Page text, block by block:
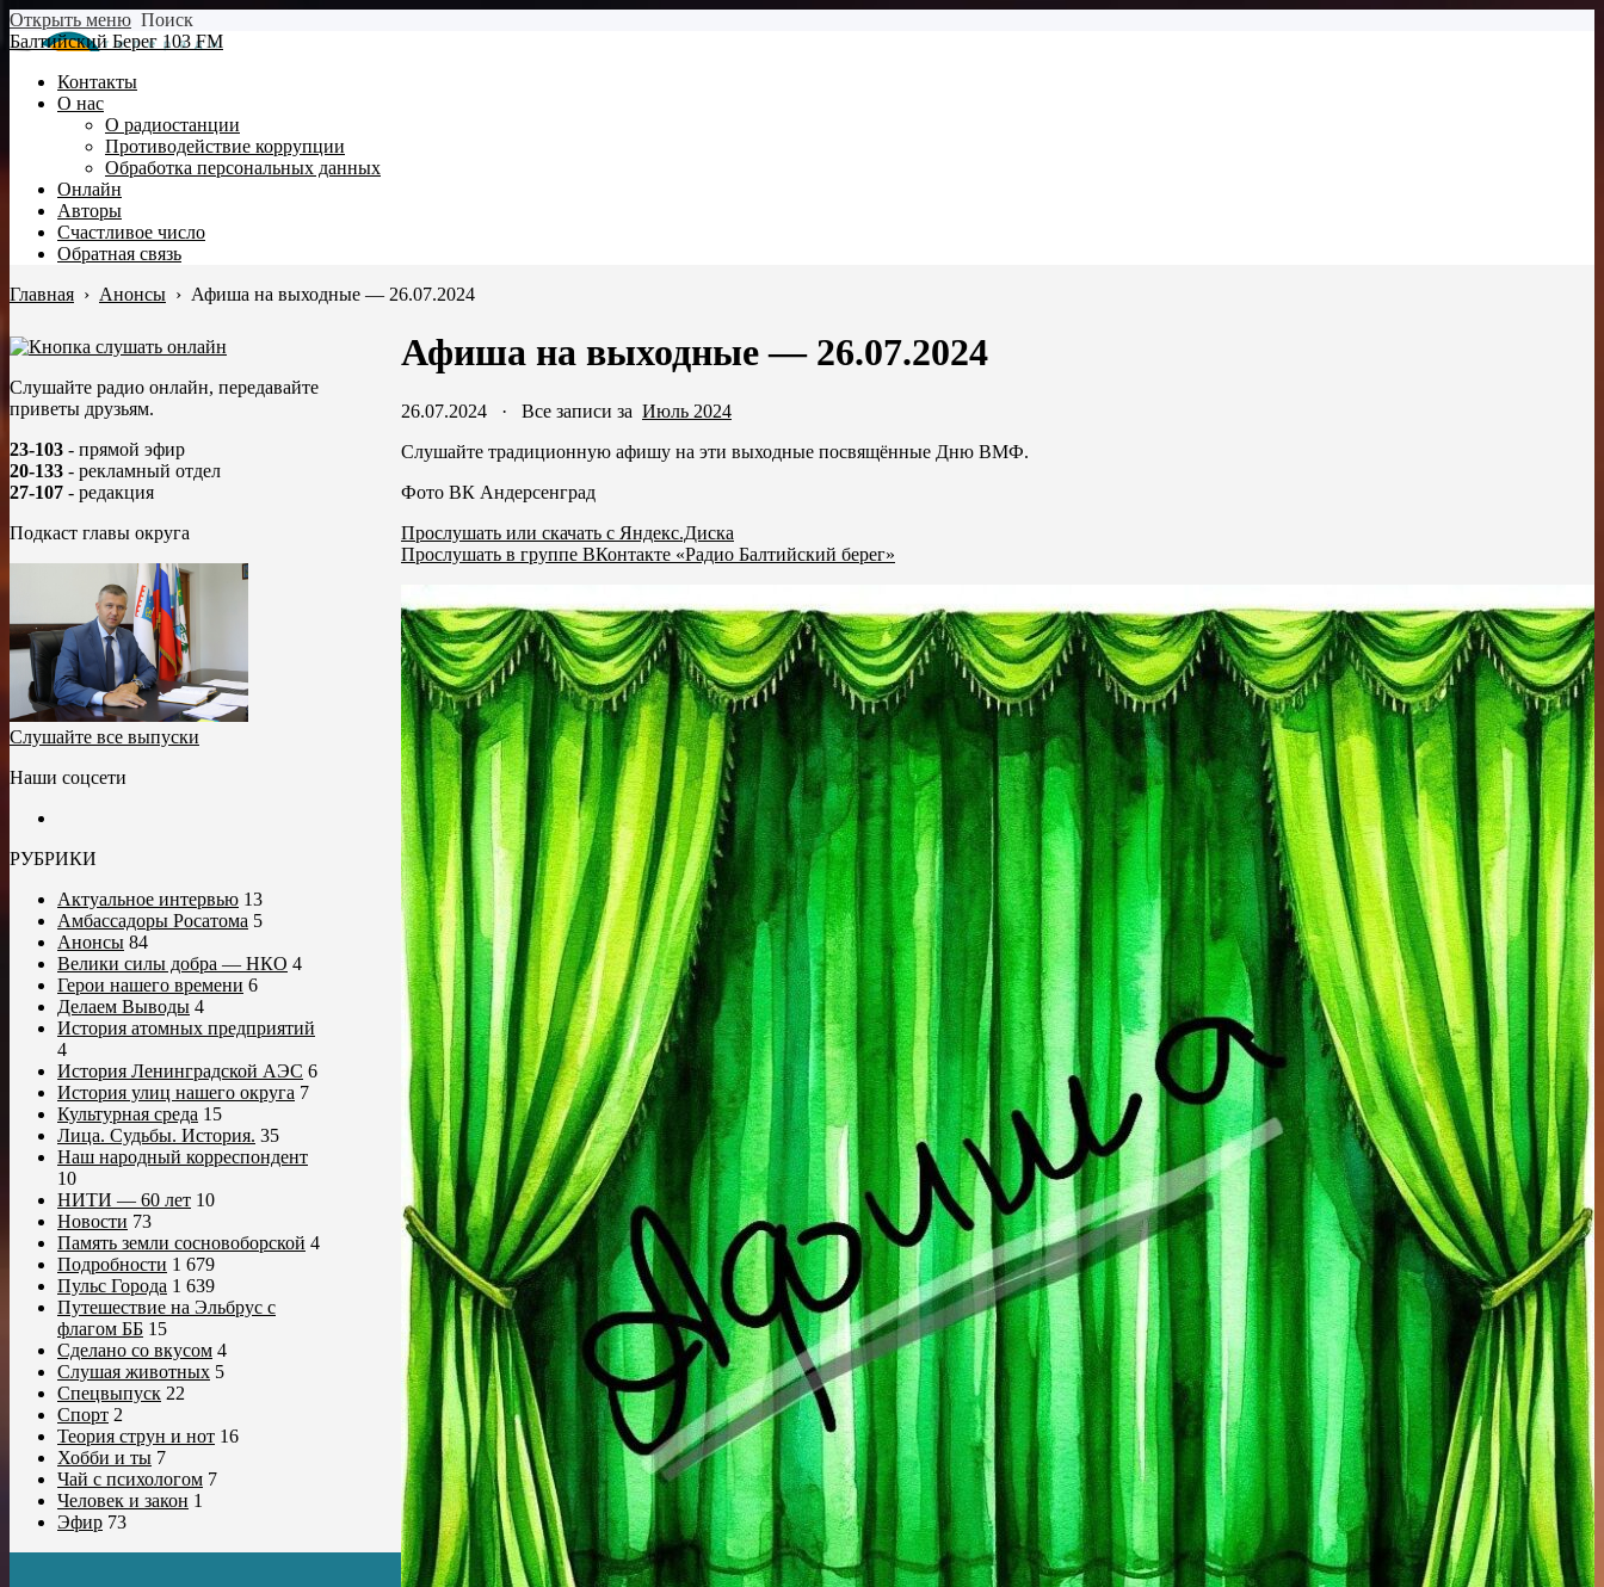
Открыть меню Поиск
Балтийский Берег 103 FM
Контакты
О нас
О радиостанции
Противодействие коррупции
Обработка персональных данных
Онлайн
Авторы
Счастливое число
Обратная связь
Главная › Анонсы › Афиша на выходные — 26.07.2024
Афиша на выходные — 26.07.2024
26.07.2024 · Все записи за Июль 2024
Слушайте традиционную афишу на эти выходные посвящённые Дню ВМФ.
Фото ВК Андерсенград
Прослушать или скачать с Яндекс.Диска
Прослушать в группе ВКонтакте «Радио Балтийский берег»
Слушайте радио онлайн, передавайте
приветы друзьям.
23-103 - прямой эфир
20-133 - рекламный отдел
27-107 - редакция
Подкаст главы округа
Слушайте все выпуски
Наши соцсети
РУБРИКИ
Актуальное интервью 13
Амбассадоры Росатома 5
Анонсы 84
Велики силы добра — НКО 4
Герои нашего времени 6
Делаем Выводы 4
История атомных предприятий
4
История Ленинградской АЭС 6
История улиц нашего округа 7
Культурная среда 15
Лица. Судьбы. История. 35
Наш народный корреспондент
10
НИТИ — 60 лет 10
Новости 73
Память земли сосновоборской 4
Подробности 1 679
Пульс Города 1 639
Путешествие на Эльбрус с
флагом ББ 15
Сделано со вкусом 4
Слушая животных 5
Спецвыпуск 22
Спорт 2
Теория струн и нот 16
Хобби и ты 7
Чай с психологом 7
Человек и закон 1
Эфир 73